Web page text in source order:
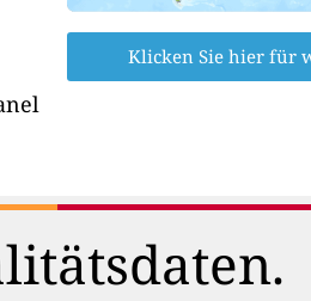
Klicken Sie hier für